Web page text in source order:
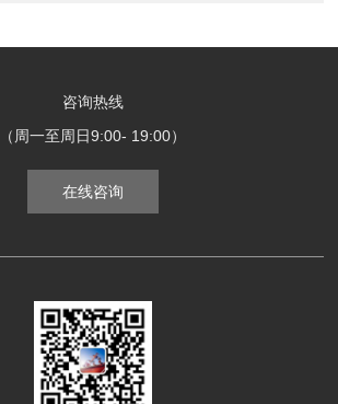
咨询热线
（周一至周日9:00- 19:00）
在线咨询